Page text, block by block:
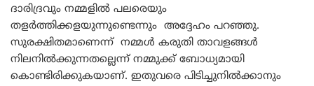
ദാരിദ്രവും നമ്മളിൽ പലരെയും
തളർത്തിക്കളയുന്നുണ്ടെന്നും അദ്ദേഹം പറഞ്ഞു.
സുരക്ഷിതമാണെന്ന് നമ്മൾ കരുതി താവളങ്ങൾ
നിലനിൽക്കുന്നതല്ലെന്ന് നമ്മുക്ക് ബോധ്യമായി
കൊണ്ടിരിക്കുകയാണ്. ഇതുവരെ പിടിച്ചുനിൽക്കാനും